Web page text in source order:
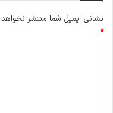
نشانی ایمیل شما منتشر
*